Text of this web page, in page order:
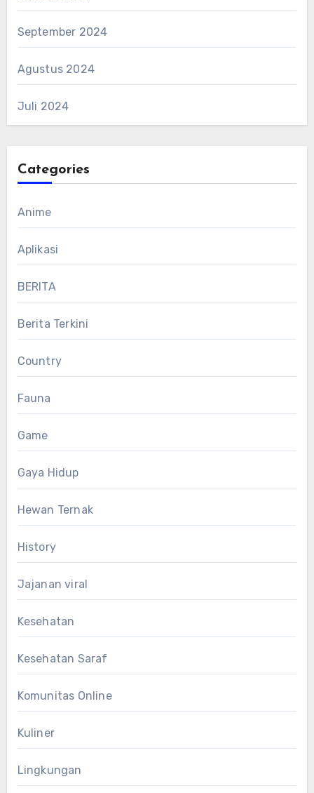
September 2024
Agustus 2024
Juli 2024
Categories
Anime
Aplikasi
BERITA
Berita Terkini
Country
Fauna
Game
Gaya Hidup
Hewan Ternak
History
Jajanan viral
Kesehatan
Kesehatan Saraf
Komunitas Online
Kuliner
Lingkungan